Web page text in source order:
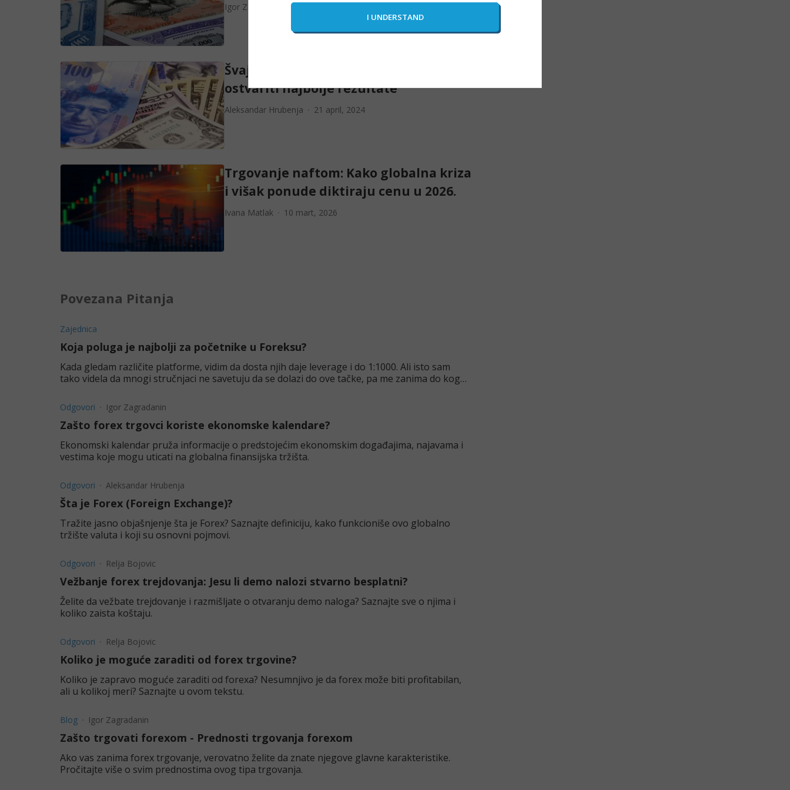
Igor Zagradanin
Švajcarski Franak/Dolar Par: Kako
ostvariti najbolje rezultate
Aleksandar Hrubenja 21 april, 2024
Trgovanje naftom: Kako globalna kriza
i višak ponude diktiraju cenu u 2026.
Ivana Matlak 10 mart, 2026
Povezana Pitanja
Zajednica
Koja poluga je najbolji za početnike u Foreksu?
Kada gledam različite platforme, vidim da dosta njih daje leverage i do 1:1000. Ali isto sam
tako videla da mnogi stručnjaci ne savetuju da se dolazi do ove tačke, pa me zanima do kog
Odgovori Igor Zagradanin
Zašto forex trgovci koriste ekonomske kalendare?
Ekonomski kalendar pruža informacije o predstojećim ekonomskim događajima, najavama i
vestima koje mogu uticati na globalna finansijska tržišta.
Odgovori Aleksandar Hrubenja
Šta je Forex (Foreign Exchange)?
Tražite jasno objašnjenje šta je Forex? Saznajte definiciju, kako funkcioniše ovo globalno
tržište valuta i koji su osnovni pojmovi.
Odgovori Relja Bojovic
Vežbanje forex trejdovanja: Jesu li demo nalozi stvarno besplatni?
Želite da vežbate trejdovanje i razmišljate o otvaranju demo naloga? Saznajte sve o njima i
koliko zaista koštaju.
Odgovori Relja Bojovic
Koliko je moguće zaraditi od forex trgovine?
Koliko je zapravo moguće zaraditi od forexa? Nesumnjivo je da forex može biti profitabilan,
ali u kolikoj meri? Saznajte u ovom tekstu.
Blog Igor Zagradanin
Zašto trgovati forexom - Prednosti trgovanja forexom
Ako vas zanima forex trgovanje, verovatno želite da znate njegove glavne karakteristike.
Pročitajte više o svim prednostima ovog tipa trgovanja.